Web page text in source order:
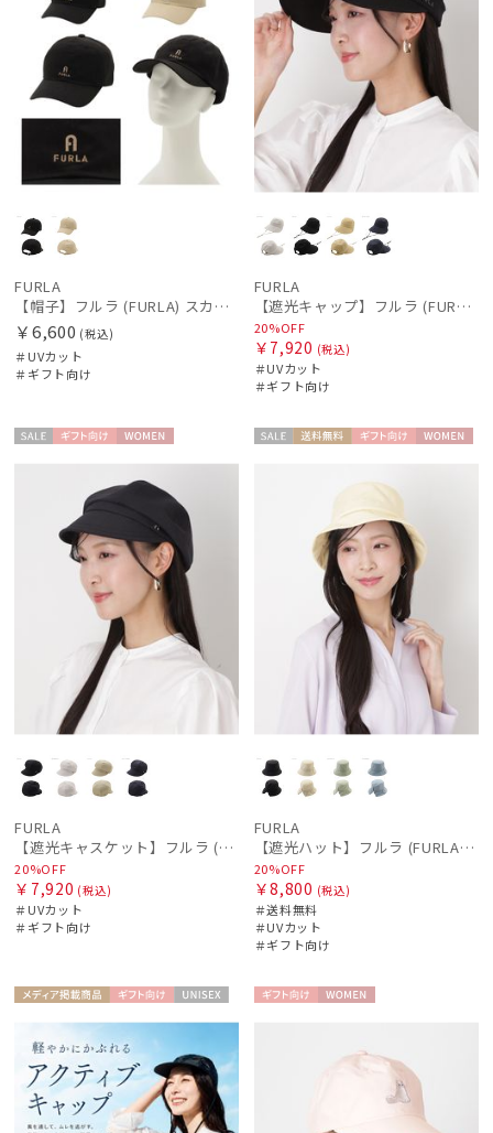
FURLA
【帽子】フルラ (FURLA) スカーフキャップ ロゴ刺繍
￥6,600 (税込)
＃UVカット
＃ギフト向け
FURLA
【遮光キャップ】フルラ (FURLA) ロゴ刺繍 ジョッキーキャップ 遮光UV帽子
20%OFF
￥7,920 (税込)
＃UVカット
＃ギフト向け
N
FURLA
【遮光キャスケット】フルラ (FURLA) アーチロゴ キャスケット 遮光UV帽子
20%OFF
￥7,920 (税込)
＃UVカット
＃ギフト向け
向け
FURLA
【遮光ハット】フルラ (FURLA) 後ろ割れバケットハット 遮光UV帽子
20%OFF
￥8,800 (税込)
＃送料無料
＃UVカット
＃ギフト向け
載商品
向け